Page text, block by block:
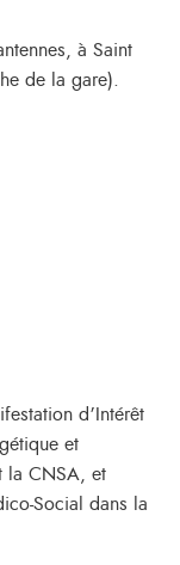
à Saint
de la gare).
d’Intérêt
et
la CNSA, et
Social dans la